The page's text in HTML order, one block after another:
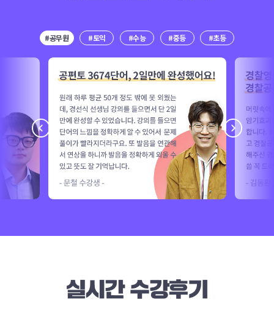
#공무원 #토익 #수능 #중등 #초등